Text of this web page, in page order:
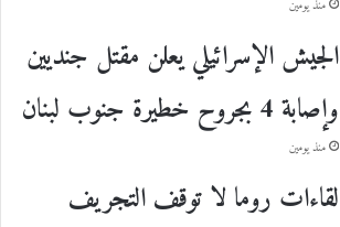
منذ يومين
الجيش الإسرائيلي يعلن مقتل جنديين
وإصابة 4 بجروح خطيرة جنوب لبنان
منذ يومين
لقاءات روما لا توقف التجريف